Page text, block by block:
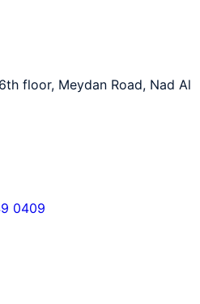
floor, Meydan Road, Nad Al
0409